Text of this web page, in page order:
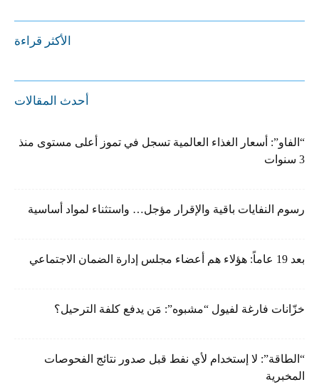
الأكثر قراءة
أحدث المقالات
“الفاو”: أسعار الغذاء العالمية تسجل في تموز أعلى مستوى منذ
3 سنوات
رسوم النفايات باقية والإقرار مؤجل… واستثناء لمواد أساسية
بعد 19 عاماً: هؤلاء هم أعضاء مجلس إدارة الضمان الاجتماعي
خزّانات فارغة لفيول “مشبوه”: مَن يدفع كلفة الترحيل؟
“الطاقة”: لا إستخدام لأي نفط قبل صدور نتائج الفحوصات
المخبرية